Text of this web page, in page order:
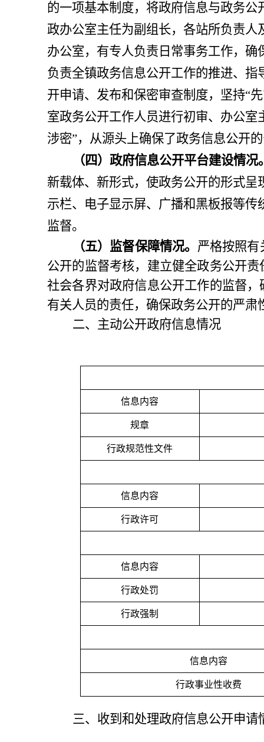
的一项基本制度，将政府信息与政务
政办公室主任为副组长，各站所负责
办公室，有专人负责日常事务工作，
负责全镇政务信息公开工作的推进、指
开申请、发布和保密审查制度，坚持“
室政务公开工作人员进行初审、 办公室
涉密”，从源头上确保了政务信息公开
（四）政府信息公开平台建设情况
新载体、新形式，使政务公开的形式呈
示栏、电子显示屏、广播和黑板报等
监督。
（五）监督保障情况。 严格按照
公开的监督考核，建立健全政务公开
社会各界对政府信息公开工作的监督
有关人员的责任，确保政务公开的严肃
二、主动公开政府信息情况
信息内容
规章
行政规范性文件
信息内容
行政许可
信息内容
行政处罚
行政强制
信息内容
行政事业性收费
三、收到和处理政府信息公开申请